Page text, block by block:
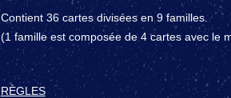
Contient 36 cartes divisées en 9 familles.
(1 famille est composée de 4 cartes avec le
RÈGLES